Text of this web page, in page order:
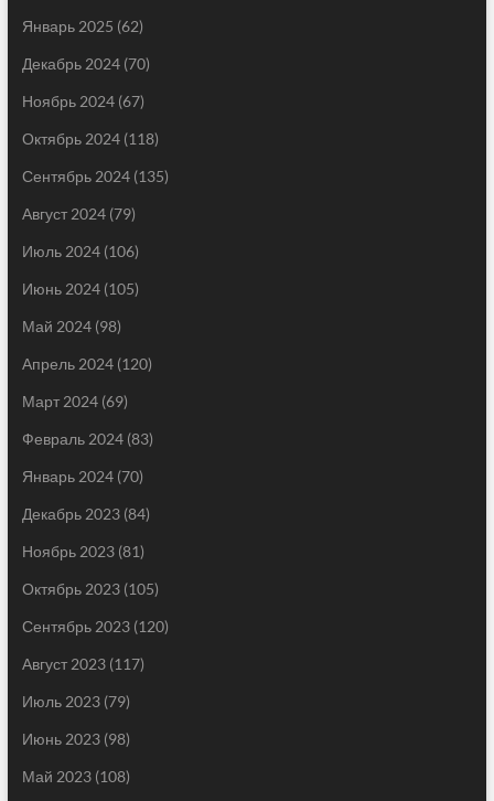
Январь 2025 (62)
Декабрь 2024(70)
Ноябрь 2024(67)
Октябрь 2024(118)
Сентябрь 2024(135)
Август 2024(79)
Июль 2024(106)
Июнь 2024(105)
Май 2024(98)
Апрель 2024(120)
Март 2024(69)
Февраль 2024(83)
Январь 2024(70)
Декабрь 2023(84)
Ноябрь 2023(81)
Октябрь 2023(105)
Сентябрь 2023(120)
Август 2023(117)
Июль 2023(79)
Июнь 2023(98)
Май 2023(108)